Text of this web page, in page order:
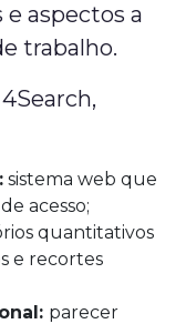
aspectos a
trabalho.
sistema web que
acesso;
quantitativos
e recortes
parecer